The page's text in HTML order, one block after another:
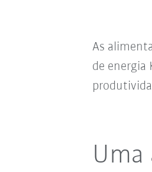
As
de energia
Uma